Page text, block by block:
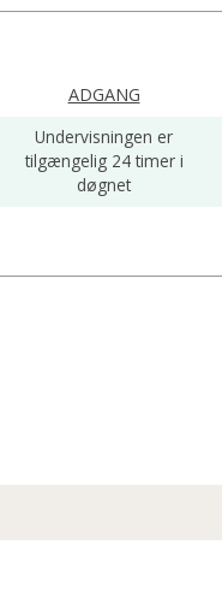
ADGANG
Undervisningen er
tilgængelig 24 timer i
døgnet